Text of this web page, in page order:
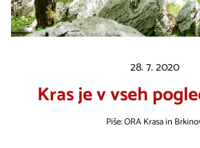
28. 7. 2020
Kras je v vseh
Piše: ORA Krasa in